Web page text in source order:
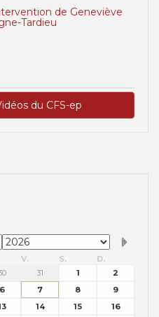
de Geneviève
Tardieu
du CFS-ep
V. S.
D.
31 1
2
6 7 8
9
14 15
16